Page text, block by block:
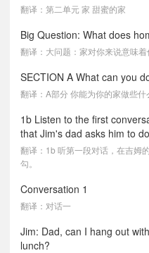
翻译：第二单元 家 甜蜜的家
Big Question: What does
翻译：大问题：家对你来说意味着
SECTION A What can you
翻译：A部分 你能为你的家做些什
1b Listen to the first
that Jim's dad asks him to
翻译：1b 听第一段对话，在吉姆
勾。
Conversation 1
翻译：对话一
Jim: Dad, can I hang out
lunch?